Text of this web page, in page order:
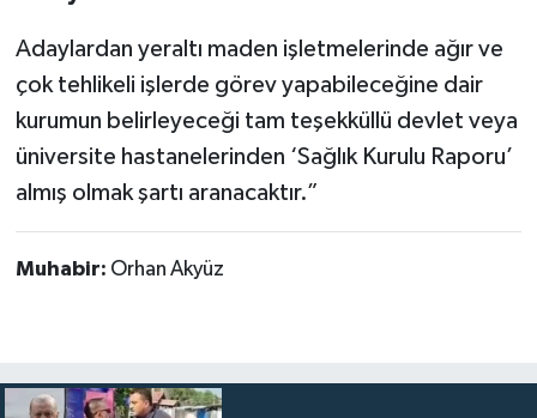
Adaylardan yeraltı maden işletmelerinde ağır ve
çok tehlikeli işlerde görev yapabileceğine dair
kurumun belirleyeceği tam teşekküllü devlet veya
üniversite hastanelerinden ‘Sağlık Kurulu Raporu’
almış olmak şartı aranacaktır.”
Muhabir: Orhan Akyüz